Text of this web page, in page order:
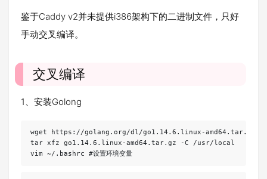
鉴于Caddy v2并未提供i386架构下的二进制文件，只好
手动交叉编译。
交叉编译
1、安装Golong
wget https://golang.org/dl/go1.14.6.linux-amd64.tar.gz
tar xfz go1.14.6.linux-amd64.tar.gz -C /usr/local
vim ~/.bashrc #设置环境变量